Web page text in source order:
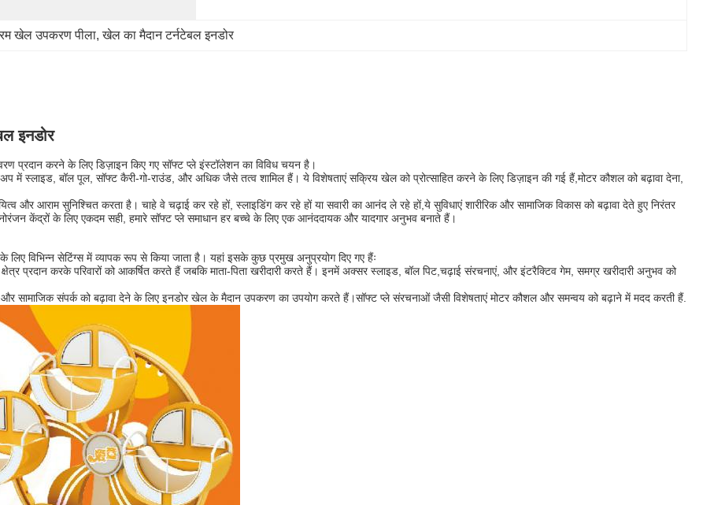
खेल उपकरण पीला, खेल का मैदान टर्नटेबल इनडोर
इनडोर
प्रदान करने के लिए डिज़ाइन किए गए सॉफ्ट प्ले इंस्टॉलेशन का विविध चयन है।
में स्लाइड, बॉल पूल, सॉफ्ट कैरी-गो-राउंड, और अधिक जैसे तत्व शामिल हैं। ये विशेषताएं सक्रिय खेल को प्रोत्साहित करने के लिए डिज़ाइन की गई हैं,मोटर कौशल को बढ़ावा देना,
और आराम सुनिश्चित करता है। चाहे वे चढ़ाई कर रहे हों, स्लाइडिंग कर रहे हों या सवारी का आनंद ले रहे हों,ये सुविधाएं शारीरिक और सामाजिक विकास को बढ़ावा देते हुए निरंतर
केंद्रों के लिए एकदम सही, हमारे सॉफ्ट प्ले समाधान हर बच्चे के लिए एक आनंददायक और यादगार अनुभव बनाते हैं।
लिए विभिन्न सेटिंग्स में व्यापक रूप से किया जाता है। यहां इसके कुछ प्रमुख अनुप्रयोग दिए गए हैंः
प्रदान करके परिवारों को आकर्षित करते हैं जबकि माता-पिता खरीदारी करते हैं। इनमें अक्सर स्लाइड, बॉल पिट,चढ़ाई संरचनाएं, और इंटरैक्टिव गेम, समग्र खरीदारी अनुभव को
और सामाजिक संपर्क को बढ़ावा देने के लिए इनडोर खेल के मैदान उपकरण का उपयोग करते हैं।सॉफ्ट प्ले संरचनाओं जैसी विशेषताएं मोटर कौशल और समन्वय को बढ़ाने में मदद करती हैं.